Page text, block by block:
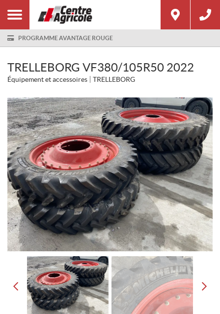
PROGRAMME AVANTAGE ROUGE
TRELLEBORG VF380/105R50 2022
Équipement et accessoires TRELLEBORG